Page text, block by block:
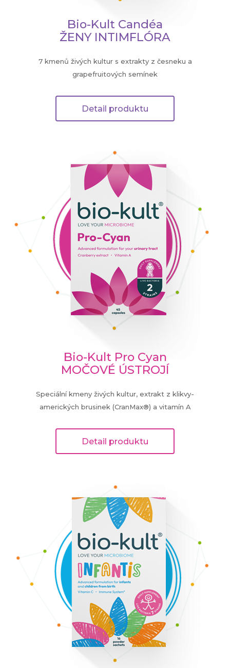
Bio-Kult Candéa
ŽENY INTIMFLÓRA
7 kmenů živých kultur s extrakty z česneku a
grapefruitových semínek
Detail produktu
Bio-Kult Pro Cyan
MOČOVÉ ÚSTROJÍ
Speciální kmeny živých kultur, extrakt z klikvy-
amerických brusinek (CranMax®) a vitamín A
Detail produktu